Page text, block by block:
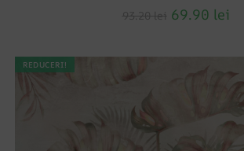
69.90 lei
REDUCERI!